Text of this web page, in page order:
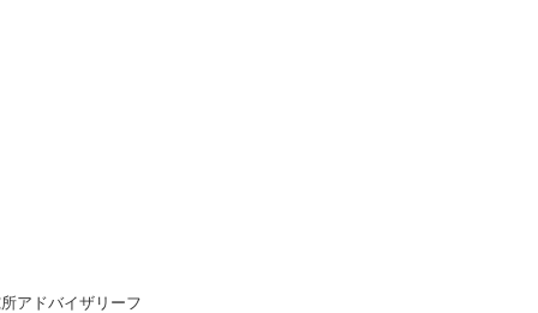
アドバイザリーフ